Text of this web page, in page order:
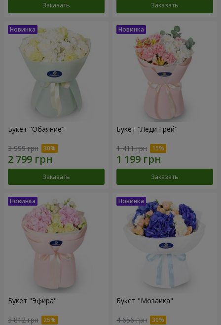
Заказать Заказать
Букет "Обаяние"
3 999 грн
Заказать
Букет "Леди Грей"
1 411 грн
Заказать
Букет "Эфира"
3 812 грн
Букет "Мозаика"
4 656 грн